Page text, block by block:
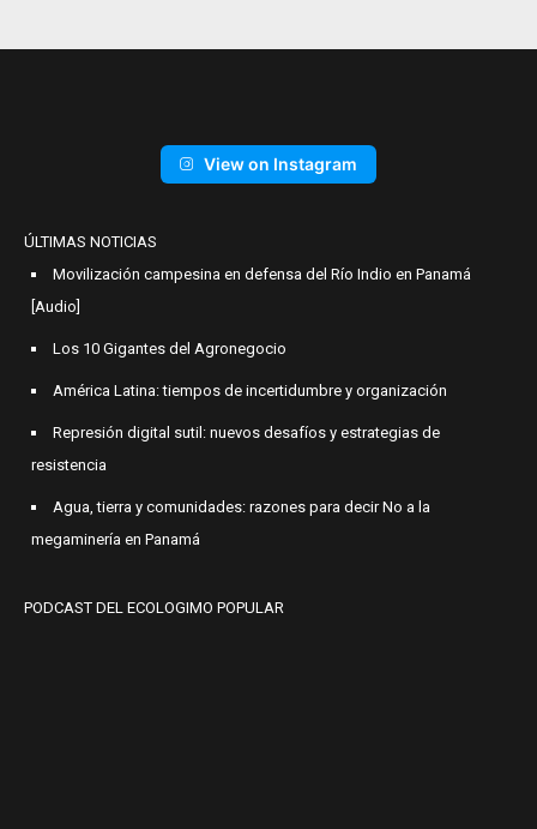
View on Instagram
ÚLTIMAS NOTICIAS
Movilización campesina en defensa del Río Indio en Panamá
[Audio]
Los 10 Gigantes del Agronegocio
América Latina: tiempos de incertidumbre y organización
Represión digital sutil: nuevos desafíos y estrategias de
resistencia
Agua, tierra y comunidades: razones para decir No a la
megaminería en Panamá
PODCAST DEL ECOLOGIMO POPULAR